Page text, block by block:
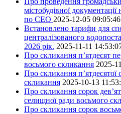
містобудівної
по СЕО 2025-12-05 09:05:46
Встановлено тарифи для
централізованого
2026 рік. 2025-11-11
Про скликання п’ятдесят
восьмого скликання 2025-
Про скликання п’ятдесятої
скликання 2025-10-13
Про скликання сорок
селищної ради восьмого
Про скликання сорок